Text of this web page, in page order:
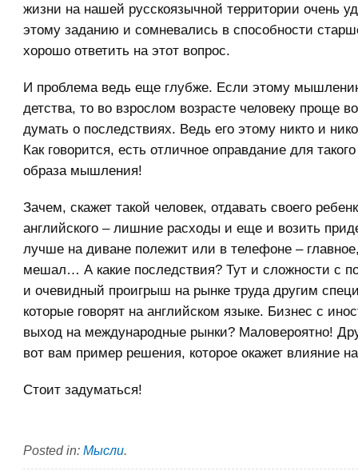
жизни на нашей русскоязычной территории очень
этому заданию и сомневались в способности
хорошо ответить на этот вопрос.
И проблема ведь еще глубже. Если этому
детства, то во взрослом возрасте человеку проще
думать о последствиях. Ведь его этому никто и
Как говорится, есть отличное оправдание для
образа мышления!
Зачем, скажет такой человек, отдавать своего
английского – лишние расходы и еще и возить
лучше на диване полежит или в телефоне –
мешал… А какие последствия? Тут и сложности с
и очевидный проигрыш на рынке труда другим
которые говорят на английском языке. Бизнес с
выход на международные рынки? Маловероятно!
вот вам пример решения, которое окажет влияние
Стоит задуматься!
Posted in: Мысли.